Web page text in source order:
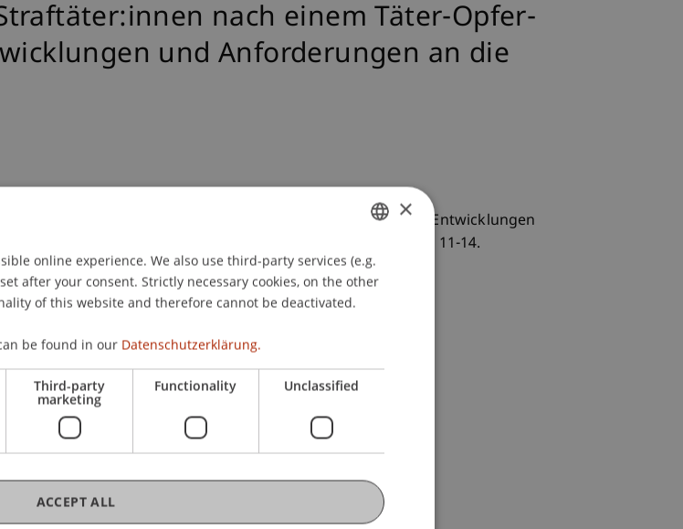
nach einem Täter-Opfer-
und Anforderungen an die
nach einem Täter-Opfer-Ausgleich: Kriminologische Entwicklungen
die Fachzeitschrift zum Täter-Opfer-Ausgleich (1), 11-14.
GERMAN
ENGLISH
×
online experience. We also use third-party services (e.g.
after your consent. Strictly necessary cookies, on the other
of this website and therefore cannot be deactivated.
be found in our Datenschutzerklärung.
Third-party
marketing
Functionality Unclassified
ACCEPT ALL